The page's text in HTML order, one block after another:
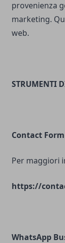
provenienza
marketing.
web.
STRUMENTI
Contact
Per maggiori
https://
WhatsApp